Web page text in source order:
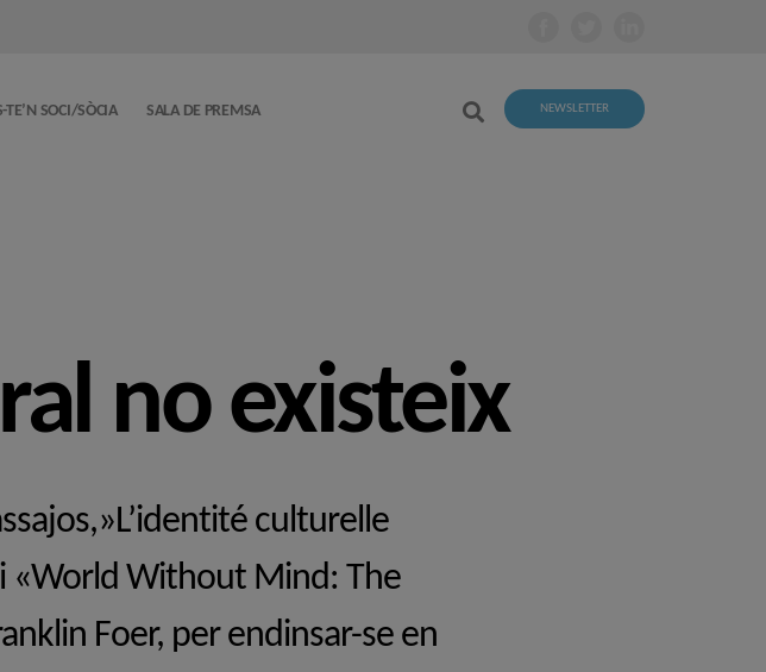
TE’N SOCI/SÒCIA SALA DE PREMSA NEWSLETTER
no existeix
culturelle
i «World Without Mind: The
Foer, per endinsar-se en